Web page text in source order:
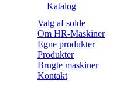
Katalog
Valg af solde
Om HR-Maskiner
Egne produkter
Produkter
Brugte maskiner
Kontakt